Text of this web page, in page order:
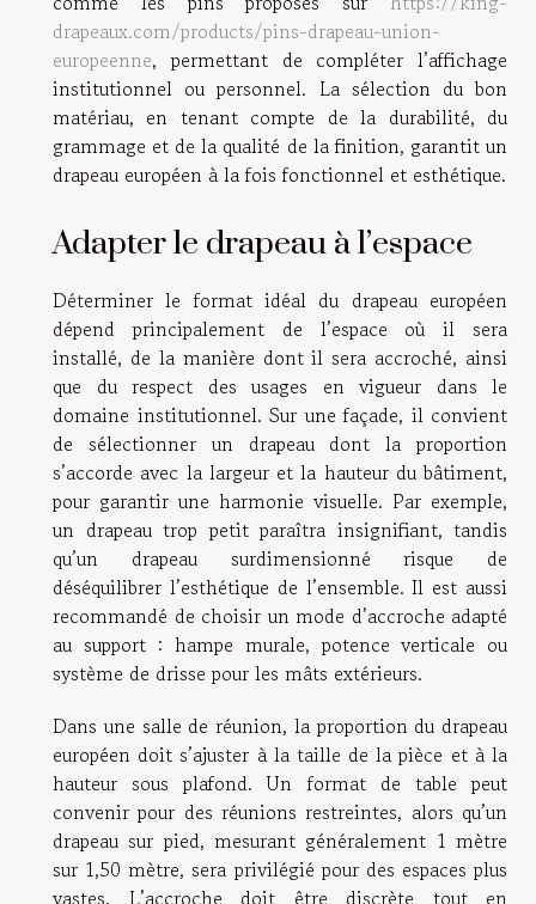
drapeaux.com/products/pins-drapeau-union-
europeenne, permettant de compléter l’affichage
institutionnel ou personnel. La sélection du bon
matériau, en tenant compte de la durabilité, du
grammage et de la qualité de la finition, garantit un
drapeau européen à la fois fonctionnel et esthétique.
Adapter le drapeau à l’espace
Déterminer le format idéal du drapeau européen
dépend principalement de l’espace où il sera
installé, de la manière dont il sera accroché, ainsi
que du respect des usages en vigueur dans le
domaine institutionnel. Sur une façade, il convient
de sélectionner un drapeau dont la proportion
s’accorde avec la largeur et la hauteur du bâtiment,
pour garantir une harmonie visuelle. Par exemple,
un drapeau trop petit paraîtra insignifiant, tandis
qu’un drapeau surdimensionné risque de
déséquilibrer l’esthétique de l’ensemble. Il est aussi
recommandé de choisir un mode d’accroche adapté
au support : hampe murale, potence verticale ou
système de drisse pour les mâts extérieurs.
Dans une salle de réunion, la proportion du drapeau
européen doit s’ajuster à la taille de la pièce et à la
hauteur sous plafond. Un format de table peut
convenir pour des réunions restreintes, alors qu’un
drapeau sur pied, mesurant généralement 1 mètre
sur 1,50 mètre, sera privilégié pour des espaces plus
vastes. L’accroche doit être discrète tout en